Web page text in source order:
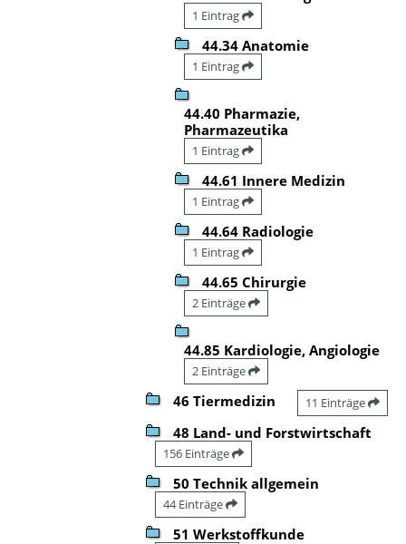
1 Eintrag
44.34 Anatomie
1 Eintrag
44.40 Pharmazie,
Pharmazeutika
1 Eintrag
44.61 Innere Medizin
1 Eintrag
44.64 Radiologie
1 Eintrag
44.65 Chirurgie
2 Einträge
44.85 Kardiologie, Angiologie
2 Einträge
46 Tiermedizin 11 Einträge
48 Land- und Forstwirtschaft
156 Einträge
50 Technik allgemein
44 Einträge
51 Werkstoffkunde